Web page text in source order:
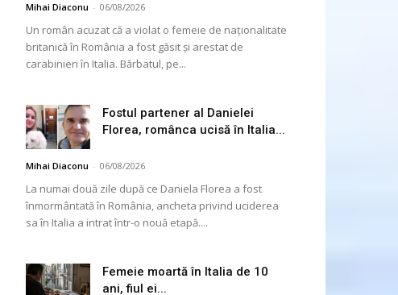
Mihai Diaconu - 06/08/2026
Un român acuzat că a violat o femeie de naționalitate
britanică în România a fost găsit și arestat de
carabinieri în Italia. Bărbatul, pe...
Fostul partener al Danielei
Florea, românca ucisă în Italia...
Mihai Diaconu - 06/08/2026
La numai două zile după ce Daniela Florea a fost
înmormântată în România, ancheta privind uciderea
sa în Italia a intrat într-o nouă etapă....
Femeie moartă în Italia de 10
ani, fiul ei...